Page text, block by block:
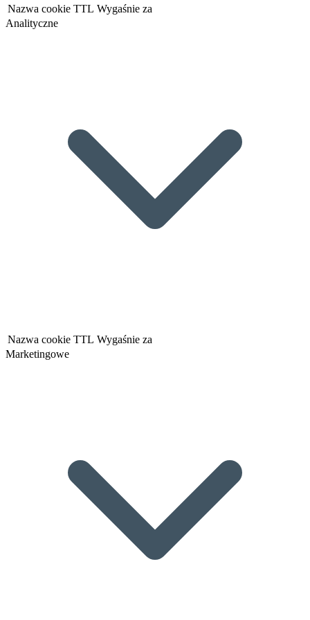
Nazwa cookie TTL Wygaśnie za
Analityczne
Nazwa cookie TTL Wygaśnie za
Marketingowe